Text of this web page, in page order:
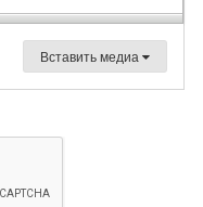
Вставить медиа